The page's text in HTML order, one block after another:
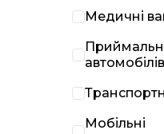
Медичні
Мобільні